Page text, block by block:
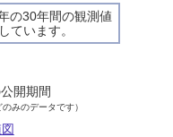
の30年間の観測値
ています。
開期間
みのデータです）